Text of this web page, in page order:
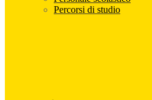
Percorsi di studio